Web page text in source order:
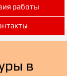
работы
в